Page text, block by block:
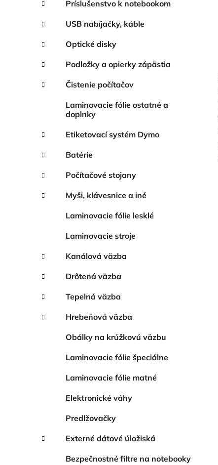
Príslušenstvo k notebookom
USB nabíjačky, káble
Optické disky
Podložky a opierky zápästia
Čistenie počítačov
Laminovacie fólie ostatné a
doplnky
Etiketovací systém Dymo
Batérie
Počítačové stojany
Myši, klávesnice a iné
Laminovacie fólie lesklé
Laminovacie stroje
Kanálová väzba
Drôtená väzba
Tepelná väzba
Hrebeňová väzba
Obálky na krúžkovú väzbu
Laminovacie fólie špeciálne
Laminovacie fólie matné
Elektronické váhy
Predlžovačky
Externé dátové úložiská
Bezpečnostné filtre na notebooky